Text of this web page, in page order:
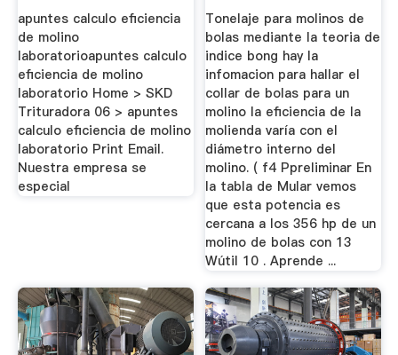
apuntes calculo eficiencia
de molino
laboratorioapuntes calculo
eficiencia de molino
laboratorio Home > SKD
Trituradora 06 > apuntes
calculo eficiencia de molino
laboratorio Print Email.
Nuestra empresa se
especial
Tonelaje para molinos de
bolas mediante la teoria de
indice bong hay la
infomacion para hallar el
collar de bolas para un
molino la eficiencia de la
molienda varía con el
diámetro interno del
molino. ( f4 Ppreliminar En
la tabla de Mular vemos
que esta potencia es
cercana a los 356 hp de un
molino de bolas con 13
Wútil 10 . Aprende ...